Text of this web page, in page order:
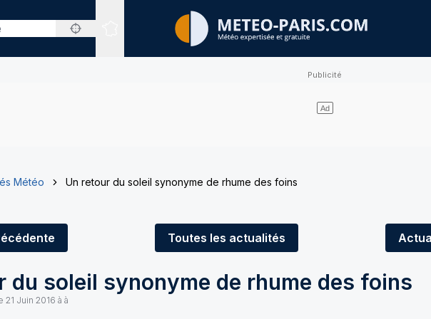
Sites expertisés
Météo Un retour du soleil synonyme de rhume des foins
Toutes les actualités
du soleil synonyme de rhume des foins
21 Juin 2016 à à